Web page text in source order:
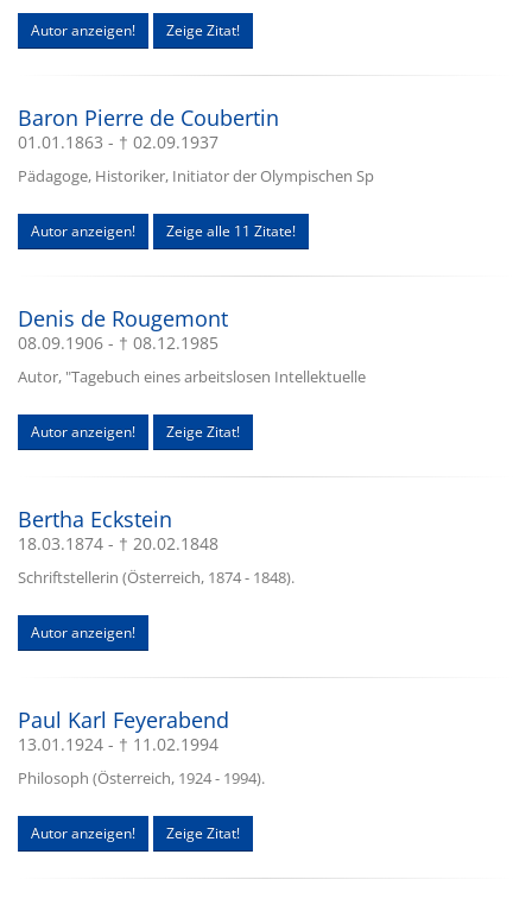
Autor anzeigen! Zeige Zitat!
Baron Pierre de Coubertin
01.01.1863 - † 02.09.1937
Pädagoge, Historiker, Initiator der Olympischen Sp
Autor anzeigen! Zeige alle 11 Zitate!
Denis de Rougemont
08.09.1906 - † 08.12.1985
Autor, "Tagebuch eines arbeitslosen Intellektuelle
Autor anzeigen! Zeige Zitat!
Bertha Eckstein
18.03.1874 - † 20.02.1848
Schriftstellerin (Österreich, 1874 - 1848).
Autor anzeigen!
Paul Karl Feyerabend
13.01.1924 - † 11.02.1994
Philosoph (Österreich, 1924 - 1994).
Autor anzeigen! Zeige Zitat!